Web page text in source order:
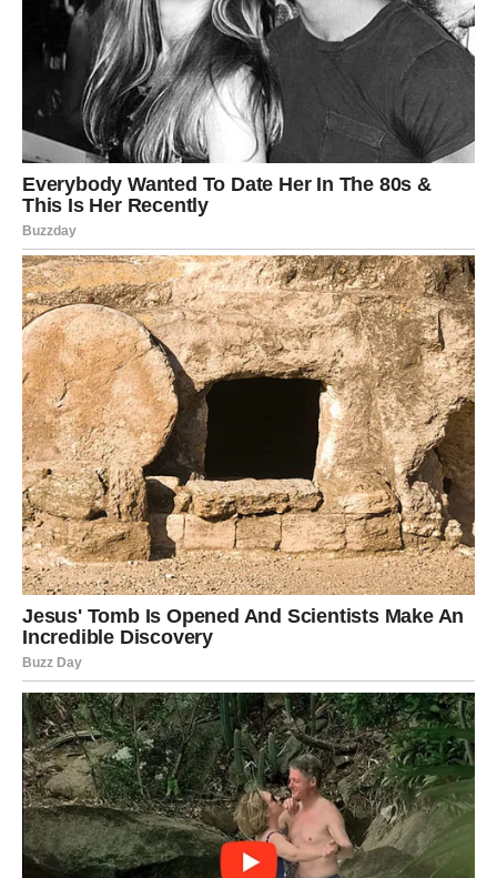
U ljubavi – intenzitet raste.
U poslu – saradnja može biti ključ uspeha.
Karmički period transformacije.
DHANU (STRELAC) – NOVI
DUHOVNI PRAVAC
Jupiter vam donosi šansu za rast. Moguće je putovanje,
nova ideja ili važan susret.
U ljubavi – upoznajete osobu koja vas inspiriše.
Karma vas vodi ka proširenju vidika.
MAKAR (JARAC) – NAGRADA
ZA DISCIPLINU
Saturn testira, ali i nagrađuje. U zadnjim danima februara
dolazi potvrda truda.